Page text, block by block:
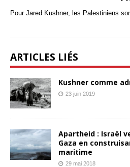
Pour Jared Kushner, les Palestiniens
ARTICLES LIÉS
Kushner comme
23 juin 2019
Apartheid : Israël
Gaza en
maritime
29 mai 2018